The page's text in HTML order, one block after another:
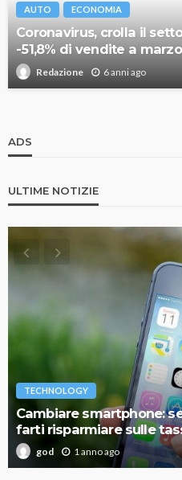
AUTO ECONOMIA
Coronavirus, crolla il
-51,8% di vendite a
Redazione 6 anni ago
ADS
ULTIME NOTIZIE
TECHNOLOGY
Cambiare smartphone:
farti risparmiare sulle
god 1 anno ago